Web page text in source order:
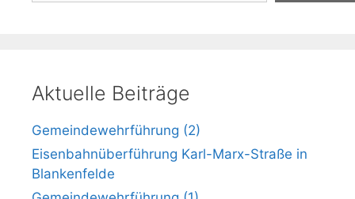
Aktuelle Beiträge
Gemeindewehrführung (2)
Eisenbahnüberführung Karl-Marx-Straße in
Blankenfelde